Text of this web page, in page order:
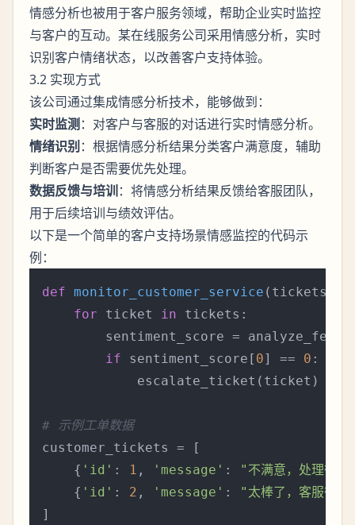
情感分析也被用于客户服务领域，帮助企业实时监控
与客户的互动。某在线服务公司采用情感分析，实时
识别客户情绪状态，以改善客户支持体验。
3.2 实现方式
该公司通过集成情感分析技术，能够做到：
实时监测 ：对客户与客服的对话进行实时情感分析。
情绪识别 ：根据情感分析结果分类客户满意度，辅助
判断客户是否需要优先处理。
数据反馈与培训 ：将情感分析结果反馈给客服团队，
用于后续培训与绩效评估。
以下是一个简单的客户支持场景情感监控的代码示
例：
def monitor_customer_service ( tickets
for ticket in tickets:
sentiment_score =
if sentiment_score[ 0] == 0 :
            escalate_ticket(ticket)
# 示例工单数据
customer_tickets = [
    {
'id' : 1 , 'message' :
"不满意，处理很慢
    {
'id' : 2 , 'message' :
"太棒了，客服很耐
]